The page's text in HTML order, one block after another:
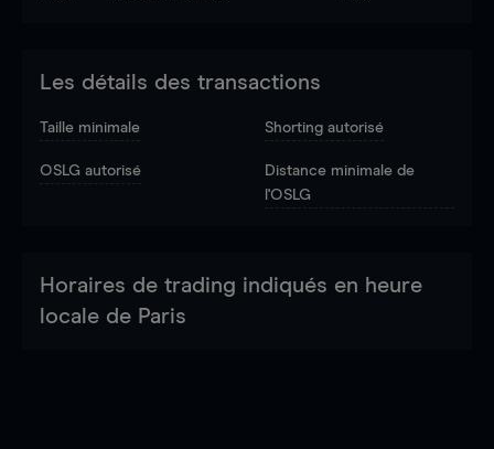
Les détails des transactions
Taille minimale Shorting autorisé
OSLG autorisé
Distance minimale de
l'OSLG
Horaires de trading indiqués en heure
locale de Paris